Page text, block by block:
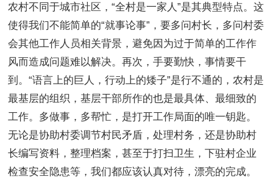
农村不同于城市社区，“全村是一家人”是其典型特点。这
使得我们不能简单的“就事论事”，要多问村长，多问村委
会其他工作人员相关背景，避免因为过于简单的工作作
风而造成问题难以解决。再次，手要勤快，事情要干
到。“语言上的巨人，行动上的矮子”是行不通的，农村是
最基层的组织，基层干部所作的也是最具体、最细致的
工作。多做事，多帮忙，是打开工作局面的唯一钥匙。
无论是协助村委调节村民矛盾，处理村务，还是协助村
长编写资料，整理档案，甚至于打扫卫生，下驻村企业
检查安全隐患等，我们都应该认真对待，漂亮的完成。